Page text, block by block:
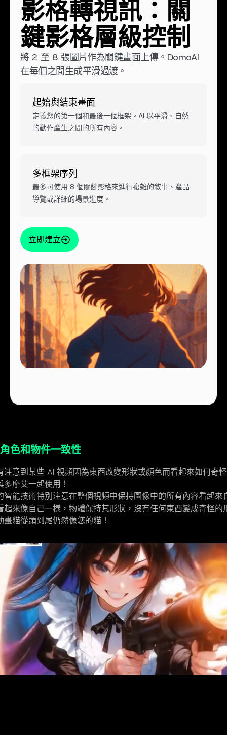
影格轉視訊：關
鍵影格層級控制
將 2 至 8 張圖片作為關鍵畫面上傳。DomoAI
在每個之間生成平滑過渡。
起始與結束畫面
定義您的第一個和最後一個框架。AI 以平滑、自然
的動作產生之間的所有內容。
多框架序列
最多可使用 8 個關鍵影格來進行複雜的敘事、產品
導覽或詳細的場景進度。
立即建立
色和物件一致性
注意到某些 AI 視頻因為東西改變形狀或顏色而看起來如何奇
多摩艾一起使用！
智能技術特別注意在整個視頻中保持圖像中的所有內容看起來
起來像自己一樣，物體保持其形狀，沒有任何東西變成奇怪的
畫貓從頭到尾仍然像您的貓！